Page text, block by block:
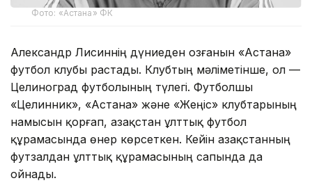
Фото: «Астана» ФК
Александр Лисиннің дүниеден озғанын «Астана»
футбол клубы растады. Клубтың мәліметінше, ол —
Целиноград футболының түлегі. Футболшы
«Целинник», «Астана» және «Жеңіс» клубтарының
намысын қорғап, Қазақстан ұлттық футбол
құрамасында өнер көрсеткен. Кейін Қазақстанның
футзалдан ұлттық құрамасының сапында да
ойнады.